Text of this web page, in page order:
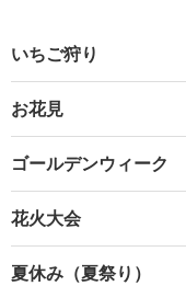
いちご狩り
お花見
ゴールデンウィーク
花火大会
夏休み（夏祭り）